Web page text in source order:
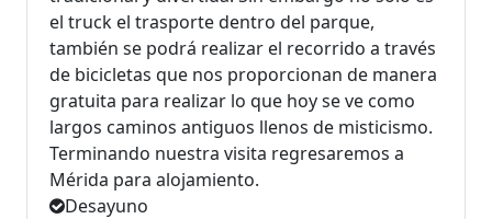
el truck el trasporte dentro del parque,
también se podrá realizar el recorrido a través
de bicicletas que nos proporcionan de manera
gratuita para realizar lo que hoy se ve como
largos caminos antiguos llenos de misticismo.
Terminando nuestra visita regresaremos a
Mérida para alojamiento.
Desayuno